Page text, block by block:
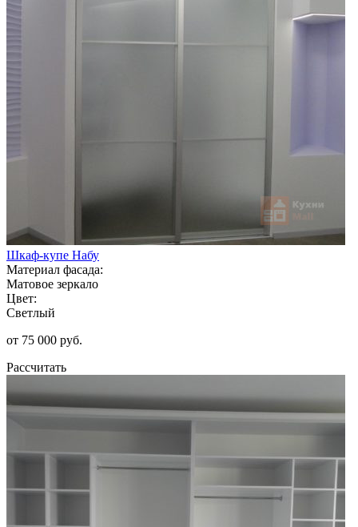
Шкаф-купе Набу
Материал фасада:
Матовое зеркало
Цвет:
Светлый
от 75 000 руб.
Рассчитать